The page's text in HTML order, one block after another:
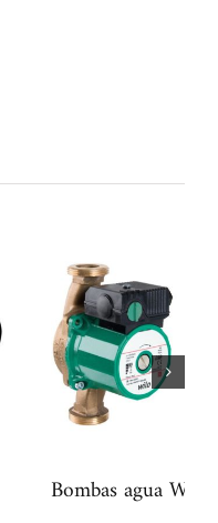
Bombas agua Wilo